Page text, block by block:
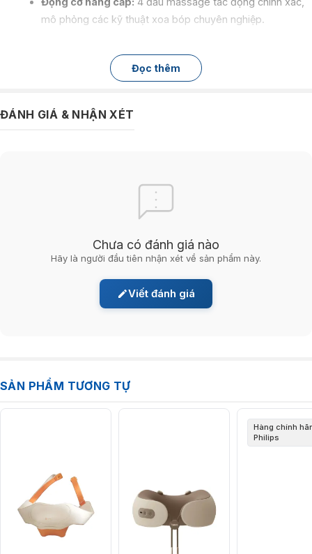
mô phỏng các kỹ thuật xoa bóp chuyên nghiệp.
sóng 630nm, thâm nhập sâu vào cơ bắp, tăng hiệu quả
rảnh tay, phù hợp với mọi tư thế và nhu cầu sử dụng.​
Đọc thêm
ĐÁNH GIÁ & NHẬN XÉT
Chưa có đánh giá nào
Hãy là người đầu tiên nhận xét về sản phẩm này.
Viết đánh giá
SẢN PHẨM TƯƠNG TỰ
Hàng chính
Philips